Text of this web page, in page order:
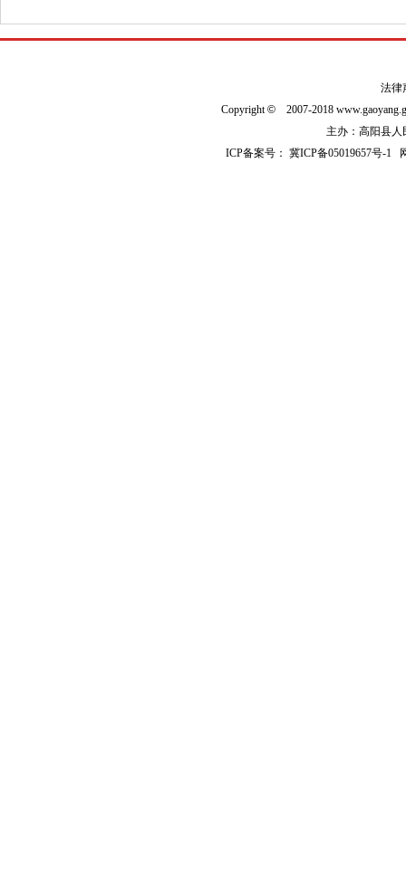
法律
Copyright© 2007-2018
主办：高阳县人
ICP备案号：冀ICP备05019657号-1